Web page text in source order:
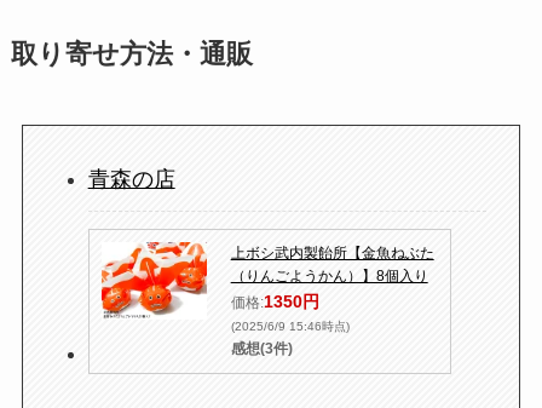
取り寄せ方法・通販
青森の店
上ボシ武内製飴所【金魚ねぶた
（りんごようかん）】8個入り
価格:1350円
(2025/6/9 15:46時点)
感想(3件)